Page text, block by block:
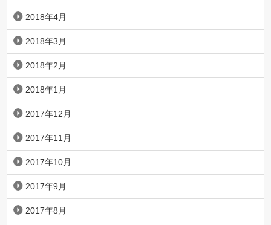
2018年4月
2018年3月
2018年2月
2018年1月
2017年12月
2017年11月
2017年10月
2017年9月
2017年8月